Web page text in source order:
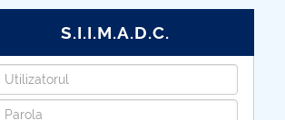
S.I.I.M.A.D.C.
Utilizatorul
Parola